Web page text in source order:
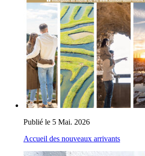
Publié le 5 Mai. 2026
Accueil des nouveaux arrivants